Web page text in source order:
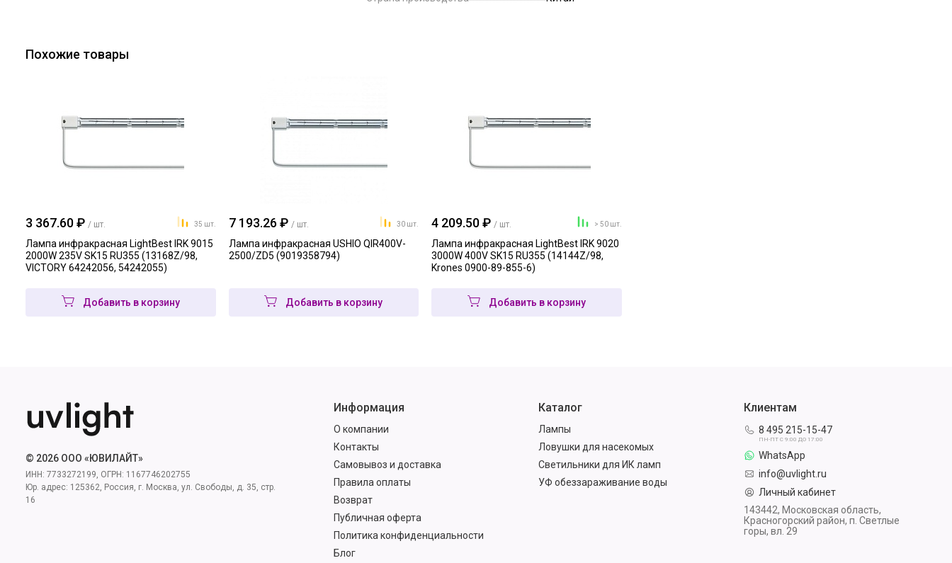
Похожие товары
3 367.60 ₽ / шт. 35 шт.
Лампа инфракрасная LightBest IRK 9015
2000W 235V SK15 RU355 (13168Z/98,
VICTORY 64242056, 54242055)
Добавить в корзину
7 193.26 ₽ / шт. 30 шт.
Лампа инфракрасная USHIO QIR400V-
2500/ZD5 (9019358794)
Добавить в корзину
4 209.50 ₽ / шт. > 50 шт.
Лампа инфракрасная LightBest IRK 9020
3000W 400V SK15 RU355 (14144Z/98,
Krones 0900-89-855-6)
Добавить в корзину
Клиентам
8 495 215-15-47
ПН-ПТ С 9:00 ДО 17:00
WhatsApp
info@uvlight.ru
Личный кабинет
143442, Московская область,
Красногорский район, п. Светлые
горы, вл. 29
Каталог
Лампы
Ловушки для насекомых
Светильники для ИК ламп
УФ обеззараживание воды
Информация
О компании
Контакты
Самовывоз и доставка
Правила оплаты
Возврат
Публичная оферта
Политика конфиденциальности
Блог
© 2026 ООО «ЮВИЛАЙТ»
ИНН: 7733272199, ОГРН: 1167746202755
Юр. адрес: 125362, Россия, г. Москва, ул. Свободы, д. 35, стр.
16